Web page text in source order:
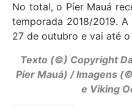
No total, o Píer Mauá
temporada 2018/2019.
27 de outubro e vai até
Texto (©) Copyright
Píer Mauá) / Imagens
e Viking